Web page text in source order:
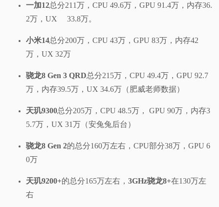
一加12总分211万，CPU 49.6万，GPU 91.4万，内存36.
2万，UX 33.8万。
小米14总分200万，CPU 43万，GPU 83万，内存42
万，UX 32万
骁龙8 Gen 3 QRD总分215万，CPU 49.4万，GPU 92.7
万，内存39.5万，UX 34.6万（肥威老师数据）
天玑9300总分205万，CPU 48.5万， GPU 90万，内存3
5.7万，UX 31万（安兔兔后台）
骁龙8 Gen 2的总分160万左右，CPU部分38万，GPU 6
0万
天玑9200+的总分165万左右，3GHz骁龙8+在130万左
右